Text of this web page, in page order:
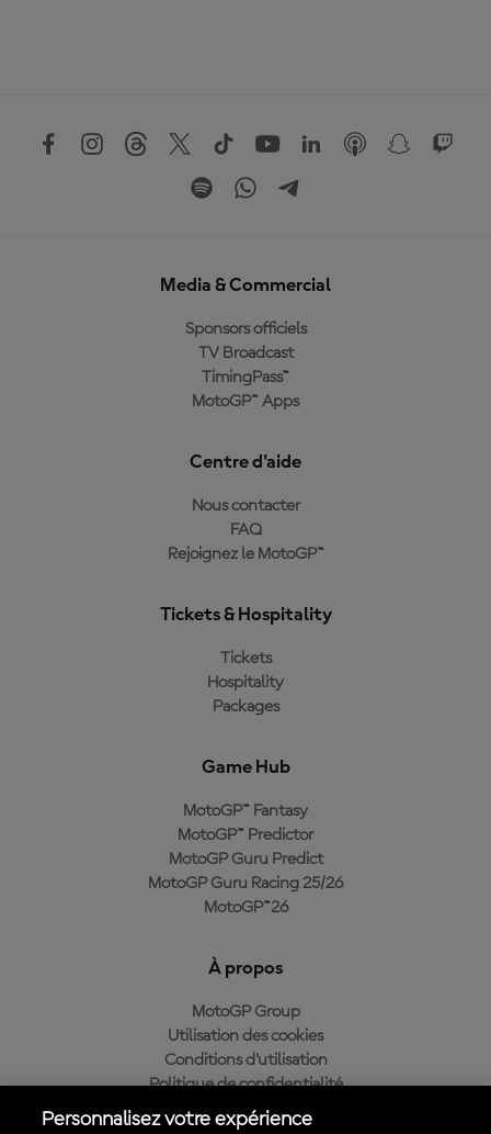
Media & Commercial
Sponsors officiels
TV Broadcast
TimingPass™
MotoGP™ Apps
Centre d'aide
Nous contacter
FAQ
Rejoignez le MotoGP™
Tickets & Hospitality
Tickets
Hospitality
Packages
Game Hub
MotoGP™ Fantasy
MotoGP™ Predictor
MotoGP Guru Predict
MotoGP Guru Racing 25/26
MotoGP™26
À propos
MotoGP Group
Utilisation des cookies
Conditions d'utilisation
Politique de confidentialité
Politique d’achat
Personnalisez votre expérience